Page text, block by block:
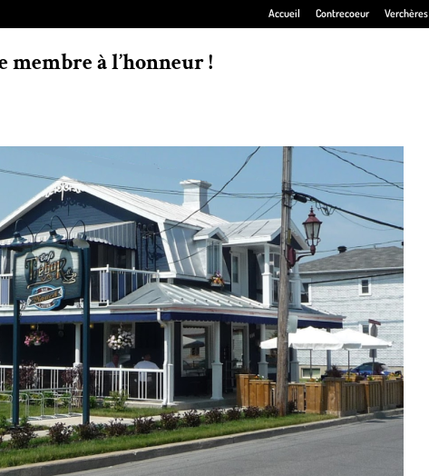
Accueil Contrecoeur Verchères
à l’honneur !